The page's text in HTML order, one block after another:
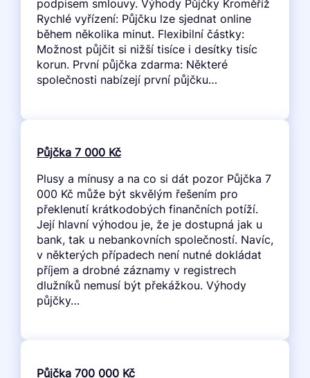
podpisem smlouvy. Výhody Půjčky Kroměříž
Rychlé vyřízení: Půjčku lze sjednat online
během několika minut. Flexibilní částky:
Možnost půjčit si nižší tisíce i desítky tisíc
korun. První půjčka zdarma: Některé
společnosti nabízejí první půjčku…
Půjčka 7 000 Kč
Plusy a mínusy a na co si dát pozor Půjčka 7
000 Kč může být skvělým řešením pro
překlenutí krátkodobých finančních potíží.
Její hlavní výhodou je, že je dostupná jak u
bank, tak u nebankovních společností. Navíc,
v některých případech není nutné dokládat
příjem a drobné záznamy v registrech
dlužníků nemusí být překážkou. Výhody
půjčky…
Půjčka 700 000 Kč